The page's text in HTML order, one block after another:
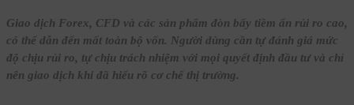
Giao dịch Forex, CFD và các sản phẩm đòn bẩy tiềm ẩn rủi ro cao,
có thể dẫn đến mất toàn bộ vốn. Người dùng cần tự đánh giá mức
độ chịu rủi ro, tự chịu trách nhiệm với mọi quyết định đầu tư và chỉ
nên giao dịch khi đã hiểu rõ cơ chế thị trường.